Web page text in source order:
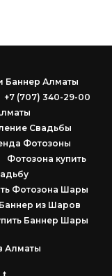
Баннер Алматы
+7 (707) 340-29-00
Свадьбы
Фотозоны
Фотозона купить
Фотозона Шары
Баннер из Шаров
Баннер Шары
Алматы